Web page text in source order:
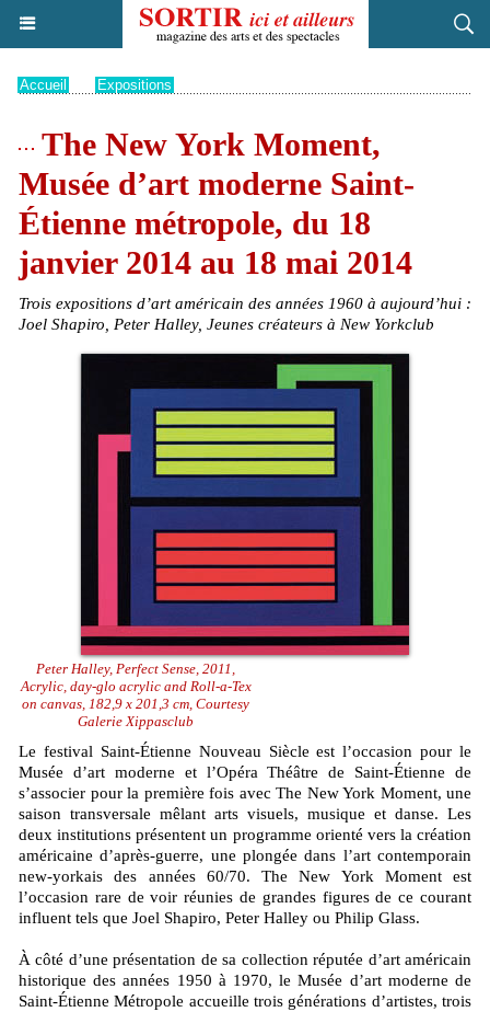
Accueil Expositions
The New York Moment,
Musée d’art moderne Saint-
Étienne métropole, du 18
janvier 2014 au 18 mai 2014
Trois expositions d’art américain des années 1960 à aujourd’hui :
Joel Shapiro, Peter Halley, Jeunes créateurs à New Yorkclub
Peter Halley, Perfect Sense, 2011,
Acrylic, day-glo acrylic and Roll-a-Tex
on canvas, 182,9 x 201,3 cm, Courtesy
Galerie Xippasclub
Le festival Saint-Étienne Nouveau Siècle est l’occasion pour le
Musée d’art moderne et l’Opéra Théâtre de Saint-Étienne de
s’associer pour la première fois avec The New York Moment, une
saison transversale mêlant arts visuels, musique et danse. Les
deux institutions présentent un programme orienté vers la création
américaine d’après-guerre, une plongée dans l’art contemporain
new-yorkais des années 60/70. The New York Moment est
l’occasion rare de voir réunies de grandes figures de ce courant
influent tels que Joel Shapiro, Peter Halley ou Philip Glass.
À côté d’une présentation de sa collection réputée d’art américain
historique des années 1950 à 1970, le Musée d’art moderne de
Saint-Étienne Métropole accueille trois générations d’artistes, trois